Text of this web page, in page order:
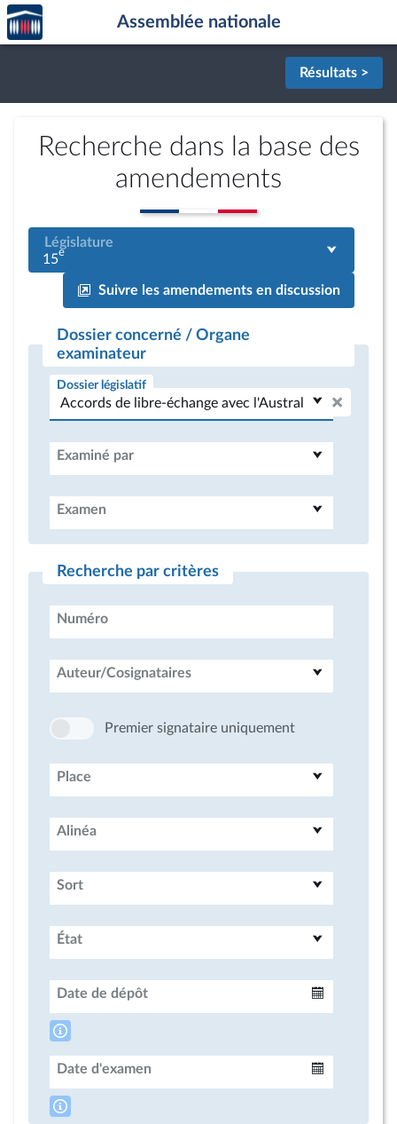
Aller au contenu
Aller en bas de la page
Accèder
à la
page
Assemblée nationale
Résultats >
Recherche dans la base des
amendements
Législature
15e
Suivre les amendements en discussion
Dossier concerné / Organe
examinateur
Dossier législatif
Examiné par
Examen
Recherche par critères
Numéro
Auteur/Cosignataires
Premier signataire uniquement
Place
Alinéa
Sort
État
Date de dépôt
Date d'examen